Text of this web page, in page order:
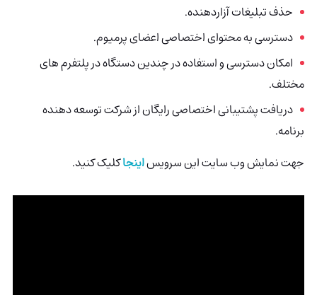
حذف تبلیغات آزاردهنده.
دسترسی به محتوای اختصاصی اعضای پرمیوم.
امکان دسترسی و استفاده در چندین دستگاه در پلتفرم های
مختلف.
دریافت پشتیبانی اختصاصی رایگان از شرکت توسعه دهنده
برنامه.
جهت نمایش وب سایت این سرویساینجاکلیک کنید.